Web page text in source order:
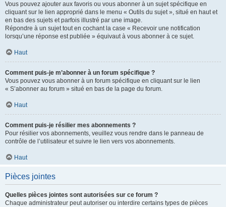
Vous pouvez ajouter aux favoris ou vous abonner à un sujet spécifique en
cliquant sur le lien approprié dans le menu « Outils du sujet », situé en haut et
en bas des sujets et parfois illustré par une image.
Répondre à un sujet tout en cochant la case « Recevoir une notification
lorsqu’une réponse est publiée » équivaut à vous abonner à ce sujet.
Haut
Comment puis-je m’abonner à un forum spécifique ?
Vous pouvez vous abonner à un forum spécifique en cliquant sur le lien
« S’abonner au forum » situé en bas de la page du forum.
Haut
Comment puis-je résilier mes abonnements ?
Pour résilier vos abonnements, veuillez vous rendre dans le panneau de
contrôle de l’utilisateur et suivre le lien vers vos abonnements.
Haut
Pièces jointes
Quelles pièces jointes sont autorisées sur ce forum ?
Chaque administrateur peut autoriser ou interdire certains types de pièces